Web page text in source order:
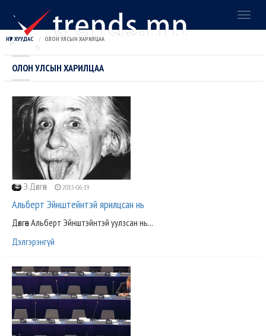
НҮҮР ХУУДАС ОЛОН УЛСЫН ХАРИЛЦАА
ОЛОН УЛСЫН ХАРИЛЦАА
Э.Дөлгөөн 2015-06-19
Альберт Эйнштейнтэй ярилцсан нь
Дөлгөөн Альберт Эйнштэйнтэй уулзсан нь...
Дэлгэрэнгүй